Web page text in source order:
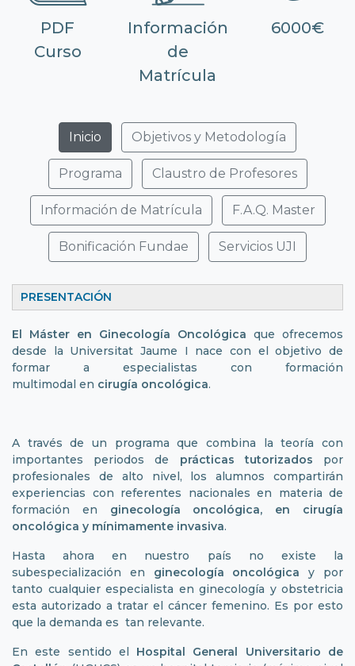
PDF
Curso
Información
de
Matrícula
6000€
Inicio Objetivos y Metodología
Programa Claustro de Profesores
Información de Matrícula F.A.Q. Master
Bonificación Fundae Servicios UJI
PRESENTACIÓN
El Máster en Ginecología Oncológica que ofrecemos
desde la Universitat Jaume I nace con el objetivo de
formar a especialistas con formación
multimodal en cirugía oncológica.
A través de un programa que combina la teoría con
importantes periodos de prácticas tutorizados por
profesionales de alto nivel, los alumnos compartirán
experiencias con referentes nacionales en materia de
formación en ginecología oncológica, en cirugía
oncológica y mínimamente invasiva.
Hasta ahora en nuestro país no existe la
subespecialización en ginecología oncológica y por
tanto cualquier especialista en ginecología y obstetricia
esta autorizado a tratar el cáncer femenino. Es por esto
que la demanda es tan relevante.
En este sentido el Hospital General Universitario de